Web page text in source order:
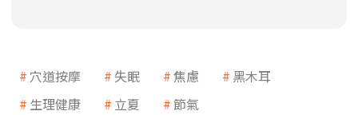
穴道按摩 失眠 焦慮
黑木耳
生理健康
立夏 節氣